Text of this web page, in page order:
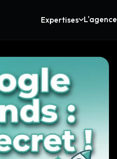
Expertises L'agence